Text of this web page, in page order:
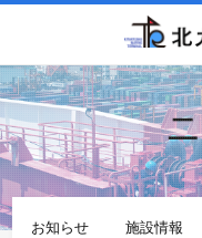
お知らせ 施設情報